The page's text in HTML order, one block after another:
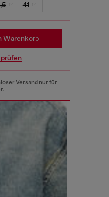
41
Warenkorb
Versand nur für